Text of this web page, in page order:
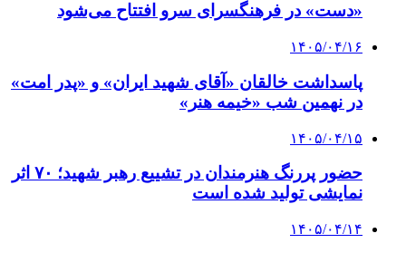
«دست» در فرهنگسرای سرو افتتاح می‌شود
۱۴۰۵/۰۴/۱۶
پاسداشت خالقان «آقای شهید ایران» و «پدر امت»
در نهمین شب «خیمه هنر»
۱۴۰۵/۰۴/۱۵
حضور پررنگ هنرمندان در تشییع رهبر شهید؛ ۷۰ اثر
نمایشی تولید شده است
۱۴۰۵/۰۴/۱۴